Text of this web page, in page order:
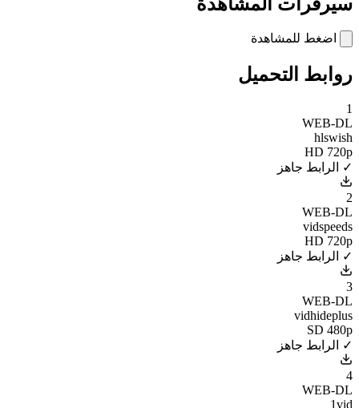
اضغط للمشاهدة
روابط التحميل
1
WEB-DL
hlswish
HD 720p
✓ الرابط جاهز
2
WEB-DL
vidspeeds
HD 720p
✓ الرابط جاهز
3
WEB-DL
vidhideplus
SD 480p
✓ الرابط جاهز
4
WEB-DL
1vid